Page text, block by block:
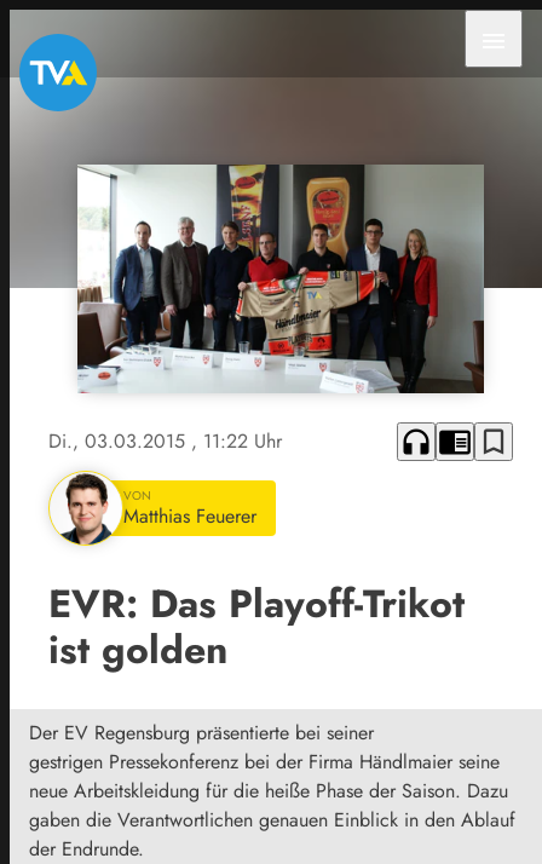
Di., 03.03.2015 , 11:22 Uhr headphones chrome_reader_mode bookmark_border
VON
Matthias Feuerer
EVR: Das Playoff-Trikot
ist golden
Der EV Regensburg präsentierte bei seiner
gestrigen Pressekonferenz bei der Firma Händlmaier seine
neue Arbeitskleidung für die heiße Phase der Saison. Dazu
gaben die Verantwortlichen genauen Einblick in den Ablauf
der Endrunde.